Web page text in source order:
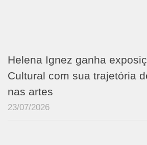
Helena Ignez ganha
Cultural com sua trajetória
nas artes
23/07/2026